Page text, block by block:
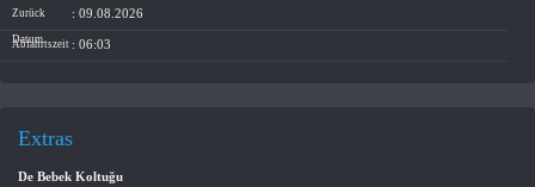
Zurück
Datum
: 09.08.2026
Abfahrtszeit : 06:03
Extras
De Bebek Koltuğu